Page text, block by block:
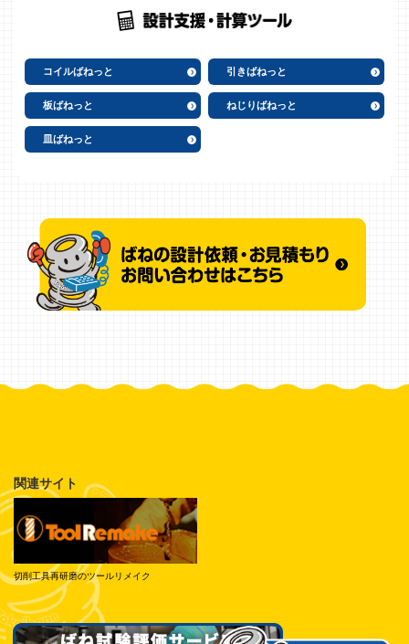
コイルばねっと 引きばねっと
板ばねっと ねじりばねっと
皿ばねっと
関連サイト
切削工具再研磨のツールリメイク